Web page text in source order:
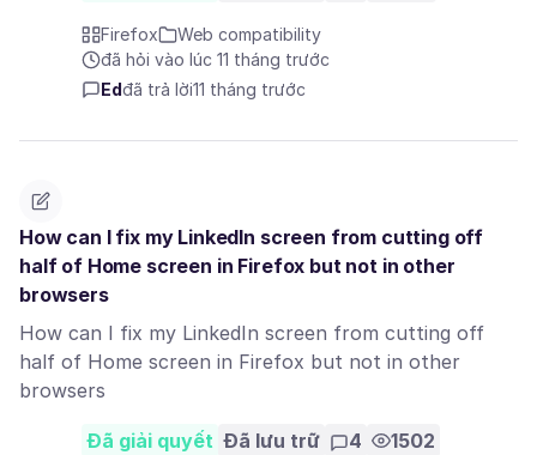
Firefox
Web compatibility
đã hỏi vào lúc 11 tháng trước
Edđã trả lời11 tháng trước
How can I fix my LinkedIn screen from cutting off
half of Home screen in Firefox but not in other
browsers
How can I fix my LinkedIn screen from cutting off
half of Home screen in Firefox but not in other
browsers
Đã giải quyết Đã lưu trữ 4 1502